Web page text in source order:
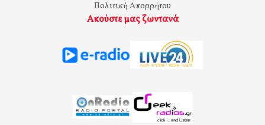
Πολιτική Απορρήτου
Ακούστε μας ζωντανά